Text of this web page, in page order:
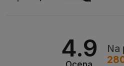
4.9
Na